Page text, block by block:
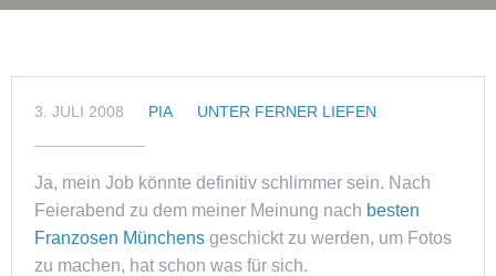
3. JULI 2008 PIA UNTER FERNER LIEFEN
Ja, mein Job könnte definitiv schlimmer sein. Nach
Feierabend zu dem meiner Meinung nach besten
Franzosen Münchens geschickt zu werden, um Fotos
zu machen, hat schon was für sich.